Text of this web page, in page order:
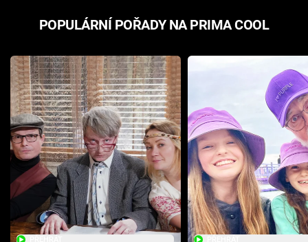
POPULÁRNÍ POŘADY NA PRIMA COOL